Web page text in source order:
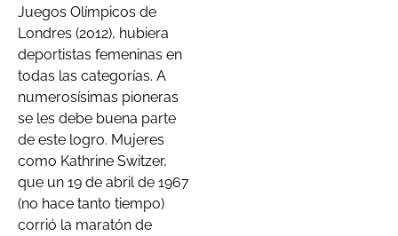
Juegos Olímpicos de
Londres (2012), hubiera
deportistas femeninas en
todas las categorías. A
numerosísimas pioneras
se les debe buena parte
de este logro. Mujeres
como Kathrine Switzer,
que un 19 de abril de 1967
(no hace tanto tiempo)
corrió la maratón de